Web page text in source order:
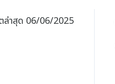
ล่าสุด 06/06/2025